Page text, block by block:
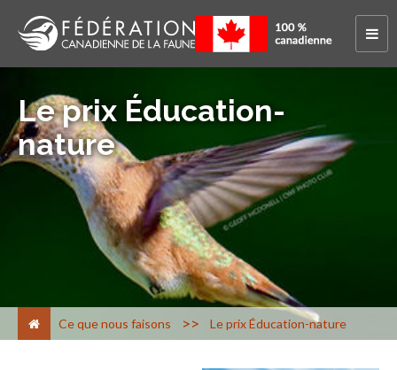
Le prix Éducation-
nature
Ce que nous faisons > Le prix Éducation-nature